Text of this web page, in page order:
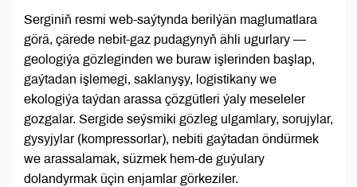
Serginiň resmi web-saýtynda berilýän maglumatlara
görä, çärede nebit-gaz pudagynyň ähli ugurlary —
geologiýa gözleginden we buraw işlerinden başlap,
gaýtadan işlemegi, saklanyşy, logistikany we
ekologiýa taýdan arassa çözgütleri ýaly meseleler
gozgalar. Sergide seýsmiki gözleg ulgamlary, sorujylar,
gysyjylar (kompressorlar), nebiti gaýtadan öndürmek
we arassalamak, süzmek hem-de guýulary
dolandyrmak üçin enjamlar görkeziler.